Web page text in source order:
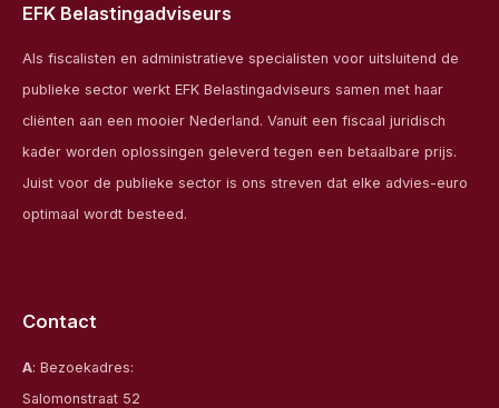
EFK Belastingadviseurs
Als fiscalisten en administratieve specialisten voor uitsluitend de
publieke sector werkt EFK Belastingadviseurs samen met haar
cliënten aan een mooier Nederland. Vanuit een fiscaal juridisch
kader worden oplossingen geleverd tegen een betaalbare prijs.
Juist voor de publieke sector is ons streven dat elke advies-euro
optimaal wordt besteed.
Contact
A: Bezoekadres:
Salomonstraat 52